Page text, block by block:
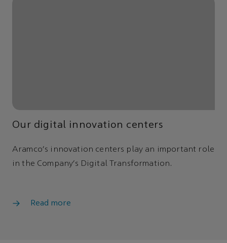
Our digital innovation centers
Aramco's innovation centers play an important role
in the Company's Digital Transformation.
Read more